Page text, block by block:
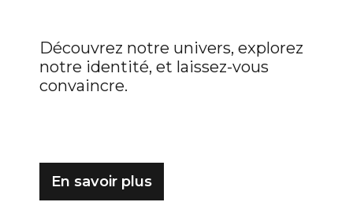
Découvrez notre univers, explorez
notre identité, et laissez-vous
convaincre.
En savoir plus